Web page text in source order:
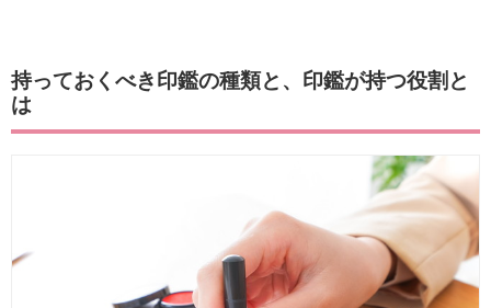
持っておくべき印鑑の種類と、印鑑が持つ役割と
は